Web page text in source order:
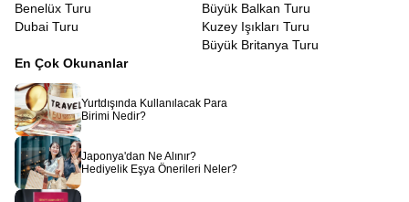
Benelüx Turu
Dubai Turu
Büyük Balkan Turu
Kuzey Işıkları Turu
Büyük Britanya Turu
En Çok Okunanlar
Yurtdışında Kullanılacak Para
Birimi Nedir?
Japonya'dan Ne Alınır?
Hediyelik Eşya Önerileri Neler?